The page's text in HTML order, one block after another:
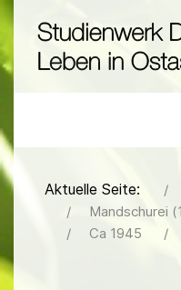
Aktuelle Seite:
Mandschurei
Ca 1945